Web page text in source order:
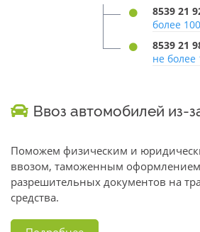
8539 21
более
8539 21
не более
Ввоз автомобилей из-
Поможем физическим и
ввозом, таможенным
разрешительных документов на
средства.